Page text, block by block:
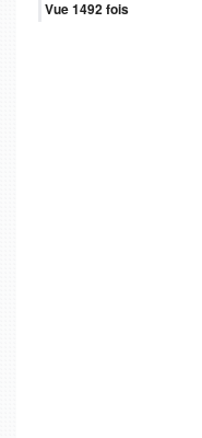
Vue 1492 fois